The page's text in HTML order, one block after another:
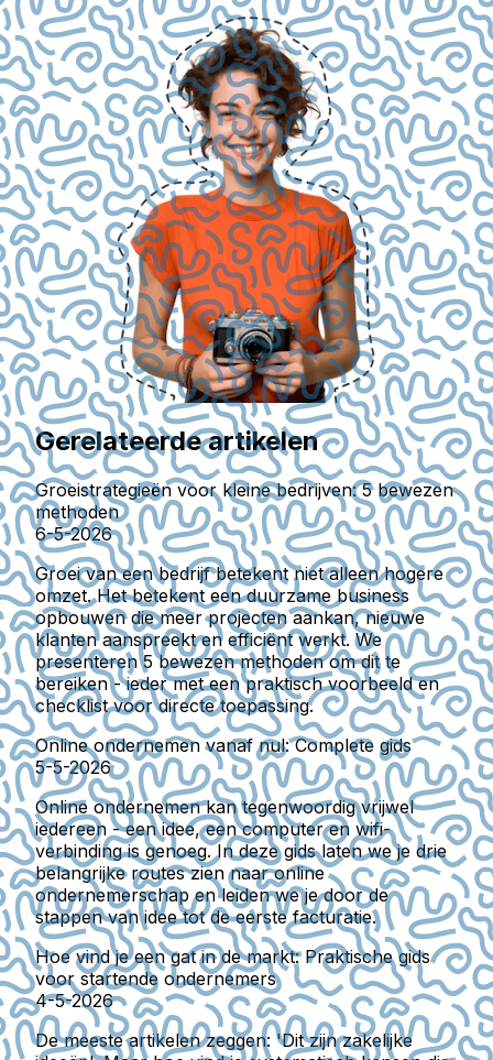
Gerelateerde artikelen
Groeistrategieën voor kleine bedrijven: 5 bewezen
methoden
6-5-2026
Groei van een bedrijf betekent niet alleen hogere
omzet. Het betekent een duurzame business
opbouwen die meer projecten aankan, nieuwe
klanten aanspreekt en efficiënt werkt. We
presenteren 5 bewezen methoden om dit te
bereiken - ieder met een praktisch voorbeeld en
checklist voor directe toepassing.
Online ondernemen vanaf nul: Complete gids
5-5-2026
Online ondernemen kan tegenwoordig vrijwel
iedereen - een idee, een computer en wifi-
verbinding is genoeg. In deze gids laten we je drie
belangrijke routes zien naar online
ondernemerschap en leiden we je door de
stappen van idee tot de eerste facturatie.
Hoe vind je een gat in de markt: Praktische gids
voor startende ondernemers
4-5-2026
De meeste artikelen zeggen: 'Dit zijn zakelijke